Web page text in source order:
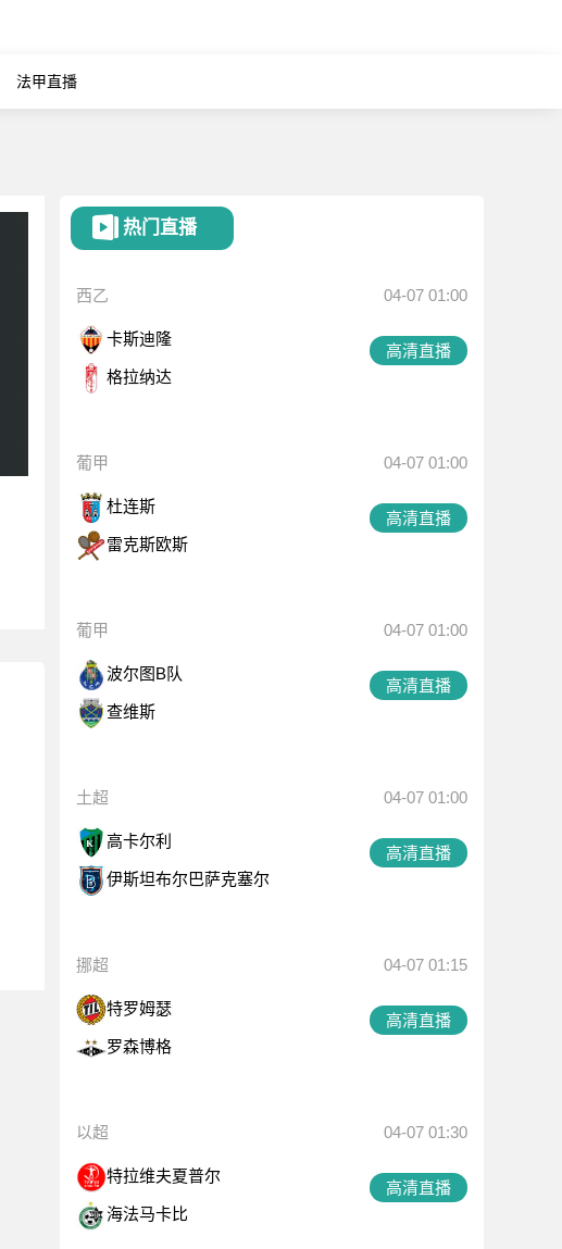
法甲直播
热门直播
西乙 04-07 01:00
卡斯迪隆
格拉纳达
高清直播
葡甲 04-07 01:00
杜连斯
雷克斯欧斯
高清直播
葡甲 04-07 01:00
波尔图B队
查维斯
高清直播
土超 04-07 01:00
高卡尔利
伊斯坦布尔巴萨克塞尔
高清直播
挪超 04-07 01:15
特罗姆瑟
罗森博格
高清直播
以超 04-07 01:30
特拉维夫夏普尔
海法马卡比
高清直播